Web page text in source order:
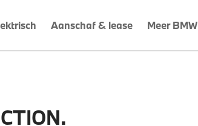
Aanschaf & lease Meer BMW